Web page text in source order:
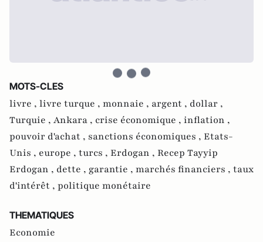
MOTS-CLES
livre , livre turque , monnaie , argent , dollar ,
Turquie , Ankara , crise économique , inflation ,
pouvoir d'achat , sanctions économiques , Etats-
Unis , europe , turcs , Erdogan , Recep Tayyip
Erdogan , dette , garantie , marchés financiers , taux
d'intérêt , politique monétaire
THEMATIQUES
Economie